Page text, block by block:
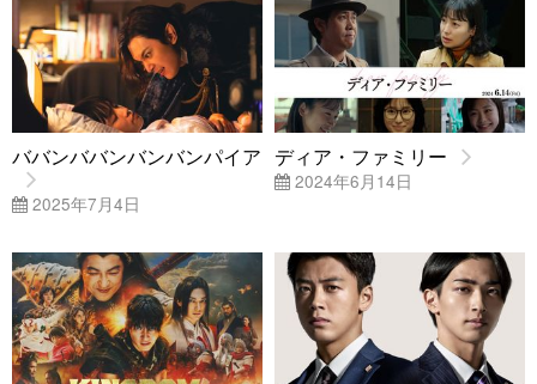
ババンババンバンバンパイア
2025年7月4日
ディア・ファミリー
2024年6月14日